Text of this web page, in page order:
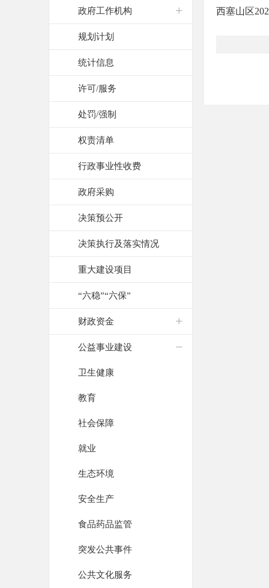
政府工作机构
规划计划
统计信息
许可/服务
处罚/强制
权责清单
行政事业性收费
政府采购
决策预公开
决策执行及落实情况
重大建设项目
“六稳”“六保”
财政资金
公益事业建设
卫生健康
教育
社会保障
就业
生态环境
安全生产
食品药品监管
突发公共事件
公共文化服务
西塞山区